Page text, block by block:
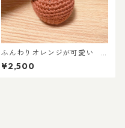
ふんわりオレンジが可愛い
上質UVコットンの手編みりん
ごキーホルダー（くすみカラ
¥2,500